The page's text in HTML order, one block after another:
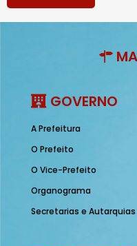
GOVERNO
A Prefeitura
O Prefeito
O Vice-Prefeito
Organograma
Secretarias e Autarquias